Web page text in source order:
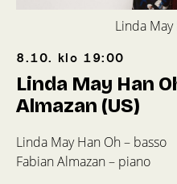
Linda May
8.10. klo 19:00
Linda May Han
Almazan (US)
Linda May Han Oh – basso
Fabian Almazan – piano